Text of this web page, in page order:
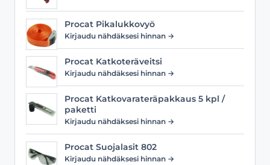
Procat Pikalukkovyö
Kirjaudu nähdäksesi hinnan →
Procat Katkoteräveitsi
Kirjaudu nähdäksesi hinnan →
Procat Katkovarateräpakkaus 5 kpl /
paketti
Kirjaudu nähdäksesi hinnan →
Procat Suojalasit 802
Kirjaudu nähdäksesi hinnan →